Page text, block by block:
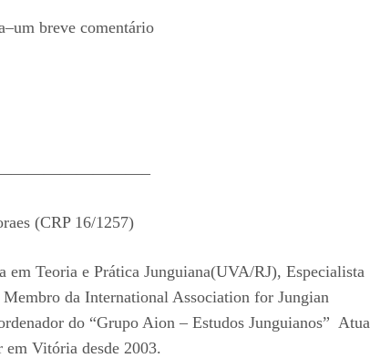
(CRP 16/1257)
Teoria e Prática Junguiana(UVA/RJ), Especialista
da International Association for Jungian
do “Grupo Aion – Estudos Junguianos” Atua
Vitória desde 2003.